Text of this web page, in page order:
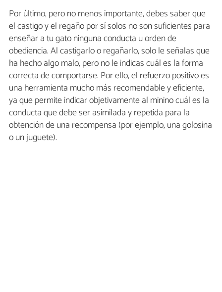
Por último, pero no menos importante, debes saber que
el castigo y el regaño por sí solos no son suficientes para
enseñar a tu gato ninguna conducta u orden de
obediencia. Al castigarlo o regañarlo, solo le señalas que
ha hecho algo malo, pero no le indicas cuál es la forma
correcta de comportarse. Por ello, el refuerzo positivo es
una herramienta mucho más recomendable y eficiente,
ya que permite indicar objetivamente al minino cuál es la
conducta que debe ser asimilada y repetida para la
obtención de una recompensa (por ejemplo, una golosina
o un juguete).